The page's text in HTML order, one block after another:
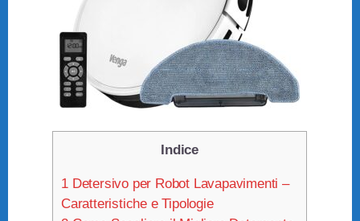
Indice
1Detersivo per Robot Lavapavimenti –
Caratteristiche e Tipologie